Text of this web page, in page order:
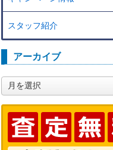
スタッフ紹介
アーカイブ
ー
カ